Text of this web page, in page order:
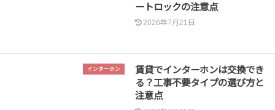
ートロックの注意点
2026年7月21日
インターホン
賃貸でインターホンは交換でき
る？工事不要タイプの選び方と
注意点